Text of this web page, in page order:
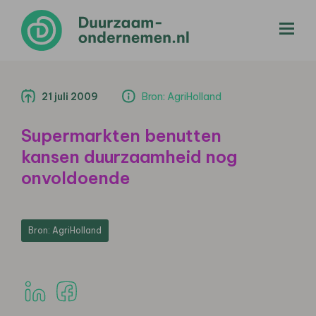
21 juli 2009 Bron: AgriHolland
Supermarkten benutten
kansen duurzaamheid nog
onvoldoende
Bron: AgriHolland